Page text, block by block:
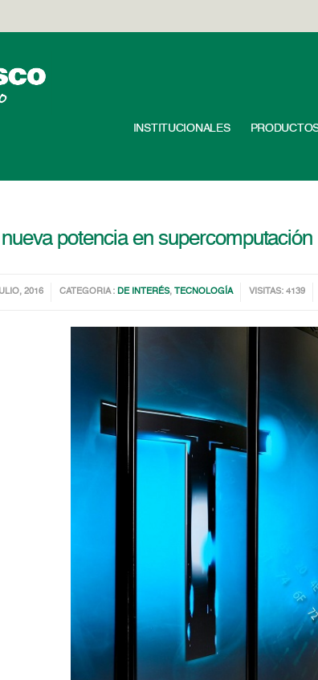
INSTITUCIONALES
potencia en supercomputación
2016 CATEGORIA : DE INTERÉS, TECNOLOGÍA VISITAS: 4139